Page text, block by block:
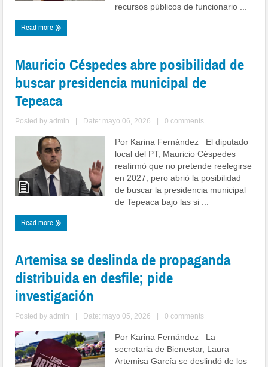
recursos públicos de funcionario ...
Read more
Mauricio Céspedes abre posibilidad de
buscar presidencia municipal de
Tepeaca
Posted byadmin Date: mayo 06, 2026 0 comments
Por Karina Fernández El diputado
local del PT, Mauricio Céspedes
reafirmó que no pretende reelegirse
en 2027, pero abrió la posibilidad
de buscar la presidencia municipal
de Tepeaca bajo las si ...
Read more
Artemisa se deslinda de propaganda
distribuida en desfile; pide
investigación
Posted byadmin Date: mayo 05, 2026 0 comments
Por Karina Fernández La
secretaria de Bienestar, Laura
Artemisa García se deslindó de los